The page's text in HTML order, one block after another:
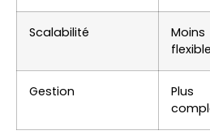
Scalabilité
Moins
flexible
Gestion
Plus